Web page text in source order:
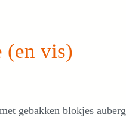
(en vis)
gebakken blokjes